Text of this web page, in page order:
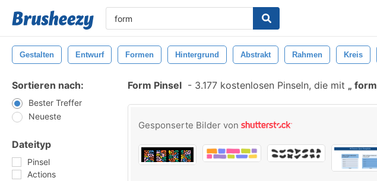
Gestalten Entwurf Formen Hintergrund Abstrakt Rahmen Kreis
Sortieren nach:
Bester Treffer
Neueste
Dateityp
Pinsel
Actions
Form Pinsel - 3.177 kostenlosen Pinseln, die mit form
Gesponserte Bilder von